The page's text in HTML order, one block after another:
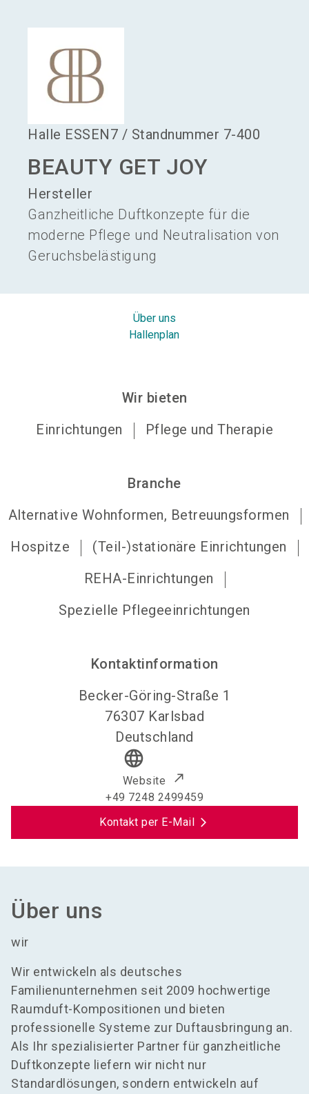
Halle ESSEN7 / Standnummer 7-400
BEAUTY GET JOY
Hersteller
Ganzheitliche Duftkonzepte für die
moderne Pflege und Neutralisation von
Geruchsbelästigung
Über uns
Hallenplan
Wir bieten
Einrichtungen
Pflege und Therapie
Branche
Alternative Wohnformen, Betreuungsformen
Hospitze
(Teil-)stationäre Einrichtungen
REHA-Einrichtungen
Spezielle Pflegeeinrichtungen
Kontaktinformation
Becker-Göring-Straße 1
76307 Karlsbad
Deutschland
language
Website
+49 7248 2499459
Kontakt per E-Mail
Über uns
wir
Wir entwickeln als deutsches
Familienunternehmen seit 2009 hochwertige
Raumduft-Kompositionen und bieten
professionelle Systeme zur Duftausbringung an.
Als Ihr spezialisierter Partner für ganzheitliche
Duftkonzepte liefern wir nicht nur
Standardlösungen, sondern entwickeln auf